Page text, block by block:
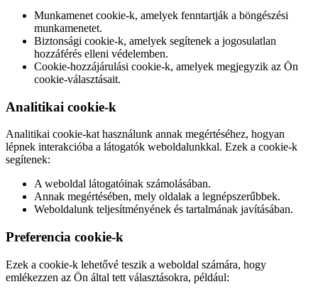
Munkamenet cookie-k, amelyek fenntartják a böngészési
munkamenetet.
Biztonsági cookie-k, amelyek segítenek a jogosulatlan
hozzáférés elleni védelemben.
Cookie-hozzájárulási cookie-k, amelyek megjegyzik az Ön
cookie-választásait.
Analitikai cookie-k
Analitikai cookie-kat használunk annak megértéséhez, hogyan
lépnek interakcióba a látogatók weboldalunkkal. Ezek a cookie-k
segítenek:
A weboldal látogatóinak számolásában.
Annak megértésében, mely oldalak a legnépszerűbbek.
Weboldalunk teljesítményének és tartalmának javításában.
Preferencia cookie-k
Ezek a cookie-k lehetővé teszik a weboldal számára, hogy
emlékezzen az Ön által tett választásokra, például: